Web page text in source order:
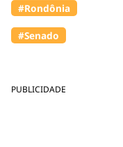
PUBLICIDADE
#Rondônia
#Senado